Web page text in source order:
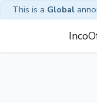
This is a Global